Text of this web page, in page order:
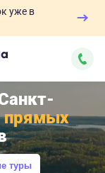
уже в
прямых
туры